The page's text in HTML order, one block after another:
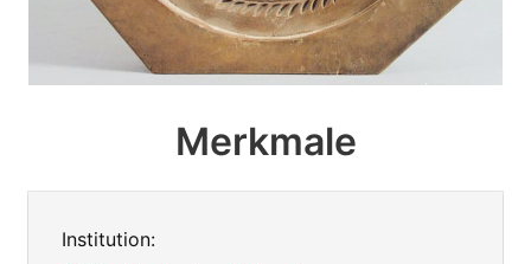
Merkmale
Institution: